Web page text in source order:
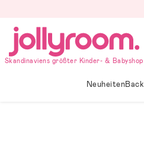
innehållet
Skandinaviens größter Kinder- & Babyshop
Neuheiten